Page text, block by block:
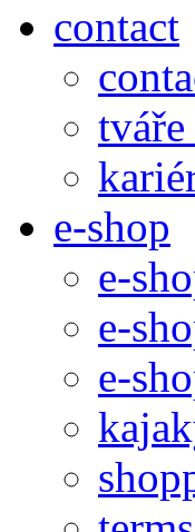
contact
e-shop
e-
e-
e-